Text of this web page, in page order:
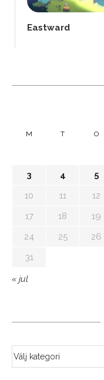
Eastward
M T O
3
4 5
10
11 12
17
18 19
24
25 26
31
« jul